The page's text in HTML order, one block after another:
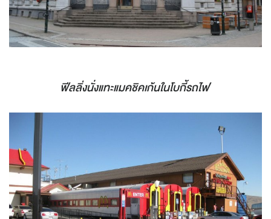
ฟีลลิ่งนั่งแทะแมคชิคเก้นในโบกี้รถไฟ